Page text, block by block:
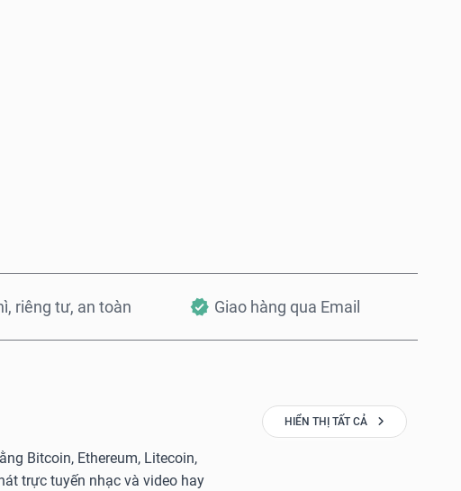
riêng tư, an toàn Giao hàng qua Email
Bitcoin, Ethereum, Litecoin,
trực tuyến nhạc và video hay
HIỂN THỊ TẤT CẢ